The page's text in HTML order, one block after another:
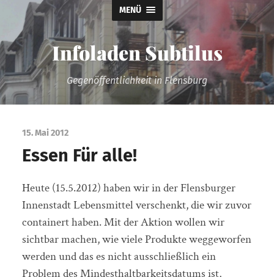
MENÜ
Infoladen Subtilus
Gegenöffentlichkeit in Flensburg
15. Mai 2012
Essen Für alle!
Heute (15.5.2012) haben wir in der Flensburger
Innenstadt Lebensmittel verschenkt, die wir zuvor
containert haben. Mit der Aktion wollen wir
sichtbar machen, wie viele Produkte weggeworfen
werden und das es nicht ausschließlich ein
Problem des Mindesthaltbarkeitsdatums ist,